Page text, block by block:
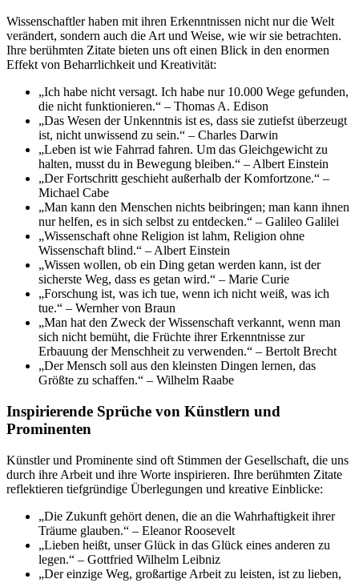
Wissenschaftler haben mit ihren Erkenntnissen nicht nur die Welt
verändert, sondern auch die Art und Weise, wie wir sie betrachten.
Ihre berühmten Zitate bieten uns oft einen Blick in den enormen
Effekt von Beharrlichkeit und Kreativität:
„Ich habe nicht versagt. Ich habe nur 10.000 Wege gefunden,
die nicht funktionieren.“ – Thomas A. Edison
„Das Wesen der Unkenntnis ist es, dass sie zutiefst überzeugt
ist, nicht unwissend zu sein.“ – Charles Darwin
„Leben ist wie Fahrrad fahren. Um das Gleichgewicht zu
halten, musst du in Bewegung bleiben.“ – Albert Einstein
„Der Fortschritt geschieht außerhalb der Komfortzone.“ –
Michael Cabe
„Man kann den Menschen nichts beibringen; man kann ihnen
nur helfen, es in sich selbst zu entdecken.“ – Galileo Galilei
„Wissenschaft ohne Religion ist lahm, Religion ohne
Wissenschaft blind.“ – Albert Einstein
„Wissen wollen, ob ein Ding getan werden kann, ist der
sicherste Weg, dass es getan wird.“ – Marie Curie
„Forschung ist, was ich tue, wenn ich nicht weiß, was ich
tue.“ – Wernher von Braun
„Man hat den Zweck der Wissenschaft verkannt, wenn man
sich nicht bemüht, die Früchte ihrer Erkenntnisse zur
Erbauung der Menschheit zu verwenden.“ – Bertolt Brecht
„Der Mensch soll aus den kleinsten Dingen lernen, das
Größte zu schaffen.“ – Wilhelm Raabe
Inspirierende Sprüche von Künstlern und
Prominenten
Künstler und Prominente sind oft Stimmen der Gesellschaft, die uns
durch ihre Arbeit und ihre Worte inspirieren. Ihre berühmten Zitate
reflektieren tiefgründige Überlegungen und kreative Einblicke:
„Die Zukunft gehört denen, die an die Wahrhaftigkeit ihrer
Träume glauben.“ – Eleanor Roosevelt
„Lieben heißt, unser Glück in das Glück eines anderen zu
legen.“ – Gottfried Wilhelm Leibniz
„Der einzige Weg, großartige Arbeit zu leisten, ist zu lieben,